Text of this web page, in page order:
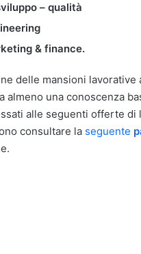
– qualità
& finance.
delle mansioni
almeno una conoscenza
alle seguenti offerte
consultare la seguente